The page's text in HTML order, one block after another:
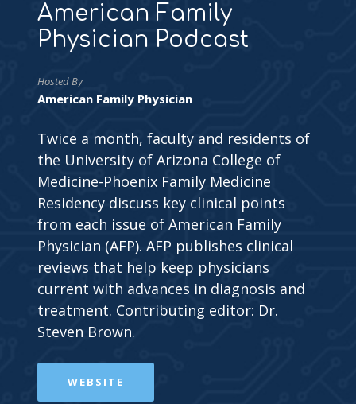
American Family
Physician Podcast
Hosted By
American Family Physician
Twice a month, faculty and residents of
the University of Arizona College of
Medicine-Phoenix Family Medicine
Residency discuss key clinical points
from each issue of American Family
Physician (AFP). AFP publishes clinical
reviews that help keep physicians
current with advances in diagnosis and
treatment. Contributing editor: Dr.
Steven Brown.
WEBSITE